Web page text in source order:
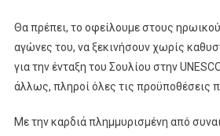
Θα πρέπει, το οφείλουμε στους
αγώνες του, να ξεκινήσουν χωρίς
για την ένταξη του Σουλίου στην
άλλως, πληροί όλες τις προϋποθέσεις
Με την καρδιά πλημμυρισμένη από